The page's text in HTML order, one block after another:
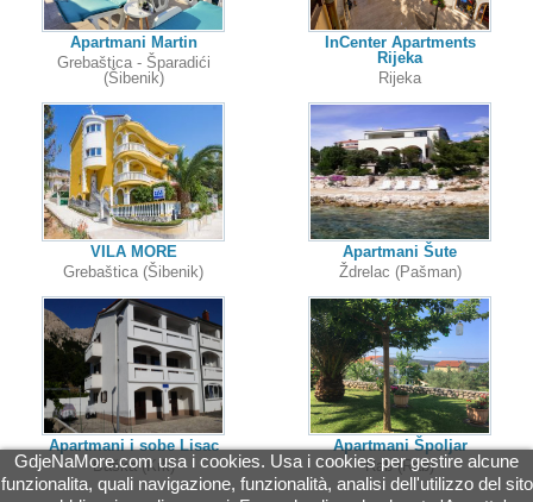
Apartmani Martin
Grebaštica - Šparadići
(Šibenik)
VILA MORE
Grebaštica (Šibenik)
Apartmani i sobe Lisac
Baška (Krk)
InCenter Apartments
Rijeka
Rijeka
Apartmani Šute
Ždrelac (Pašman)
Apartmani Špoljar
Rab (Rab)
GdjeNaMore.com usa i cookies. Usa i cookies per gestire alcune
funzionalita, quali navigazione, funzionalità, analisi dell'utilizzo del sito